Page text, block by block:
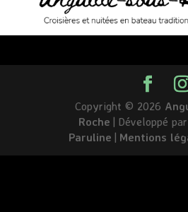
Copyright © 2026
Roche | Développé par
Paruline | Mentions